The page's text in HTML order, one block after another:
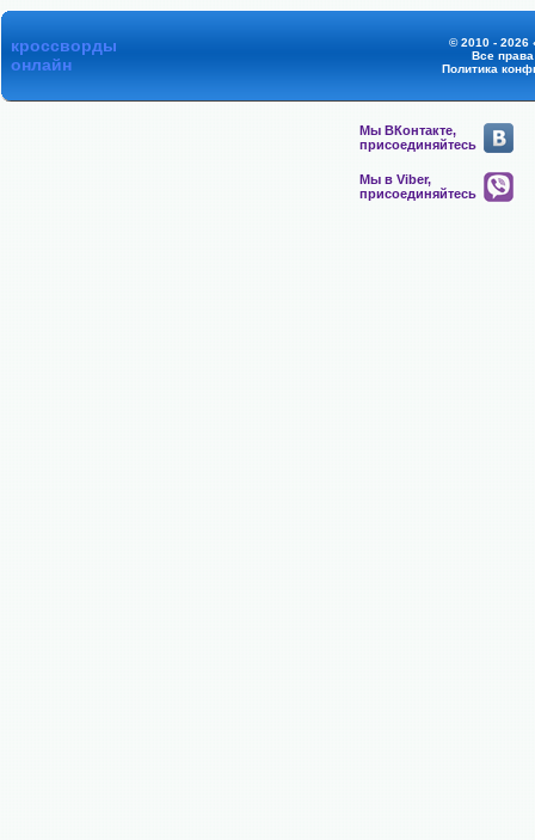
кроссворды
онлайн
© 2010 - 2026
Все
Политика
Мы ВКонтакте,
присоединяйтесь
Мы в Viber,
присоединяйтесь